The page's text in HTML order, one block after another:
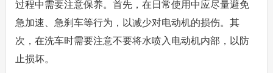
过程中需要注意保养。首先，在日常使用中应尽量避免
急加速、急刹车等行为，以减少对电动机的损伤。其
次，在洗车时需要注意不要将水喷入电动机内部，以防
止损坏。